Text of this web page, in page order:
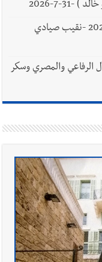
31-7-2026
وفاة الحاج مصطفى محمود بوجي -31-7-2026 -نقيب صيادي
الحاج نور الدين الرفاعي 30-7-2026 آل الرفاعي والمصري وسكر